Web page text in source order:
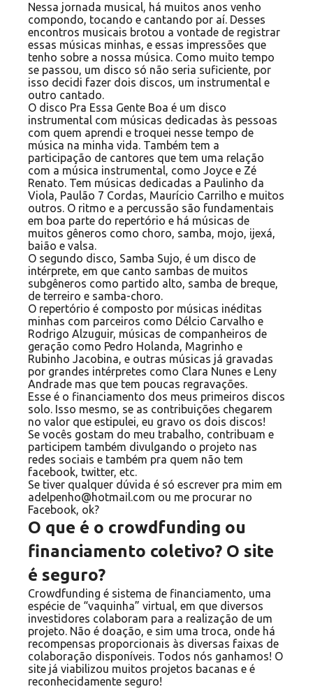
Nessa jornada musical, há muitos anos venho
compondo, tocando e cantando por aí. Desses
encontros musicais brotou a vontade de registrar
essas músicas minhas, e essas impressões que
tenho sobre a nossa música. Como muito tempo
se passou, um disco só não seria suficiente, por
isso decidi fazer dois discos, um instrumental e
outro cantado.
O disco Pra Essa Gente Boa é um disco
instrumental com músicas dedicadas às pessoas
com quem aprendi e troquei nesse tempo de
música na minha vida. Também tem a
participação de cantores que tem uma relação
com a música instrumental, como Joyce e Zé
Renato. Tem músicas dedicadas a Paulinho da
Viola, Paulão 7 Cordas, Maurício Carrilho e muitos
outros. O ritmo e a percussão são fundamentais
em boa parte do repertório e há músicas de
muitos gêneros como choro, samba, mojo, ijexá,
baião e valsa.
O segundo disco, Samba Sujo, é um disco de
intérprete, em que canto sambas de muitos
subgêneros como partido alto, samba de breque,
de terreiro e samba-choro.
O repertório é composto por músicas inéditas
minhas com parceiros como Délcio Carvalho e
Rodrigo Alzuguir, músicas de companheiros de
geração como Pedro Holanda, Magrinho e
Rubinho Jacobina, e outras músicas já gravadas
por grandes intérpretes como Clara Nunes e Leny
Andrade mas que tem poucas regravações.
Esse é o financiamento dos meus primeiros discos
solo. Isso mesmo, se as contribuições chegarem
no valor que estipulei, eu gravo os dois discos!
Se vocês gostam do meu trabalho, contribuam e
participem também divulgando o projeto nas
redes sociais e também pra quem não tem
facebook, twitter, etc.
Se tiver qualquer dúvida é só escrever pra mim em
adelpenho@hotmail.com ou me procurar no
Facebook, ok?
O que é o crowdfunding ou
financiamento coletivo? O site
é seguro?
Crowdfunding é sistema de financiamento, uma
espécie de “vaquinha” virtual, em que diversos
investidores colaboram para a realização de um
projeto. Não é doação, e sim uma troca, onde há
recompensas proporcionais às diversas faixas de
colaboração disponíveis. Todos nós ganhamos! O
site já viabilizou muitos projetos bacanas e é
reconhecidamente seguro!